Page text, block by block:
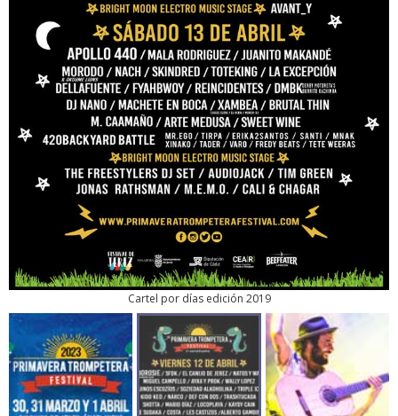
Cartel por días edición 2019